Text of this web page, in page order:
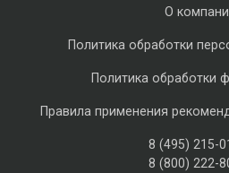
О
Политика обработки
Политика обработки
Правила применения
8 (495) 215-
8 (800) 222-